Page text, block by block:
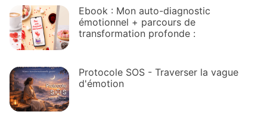
Ebook : Mon auto-diagnostic
émotionnel + parcours de
transformation profonde :
Protocole SOS - Traverser la vague
d'émotion